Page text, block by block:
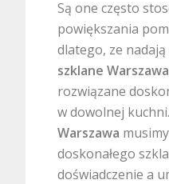
Są one często
powiększania
dlatego, ze
szklane Warszawa
rozwiązane
w dowolnej kuchni.
Warszawa
doskonałego
doświadczenie a